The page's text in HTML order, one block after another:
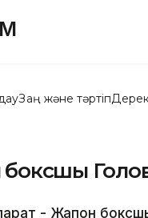
Заң және тәртіп
- Жапон